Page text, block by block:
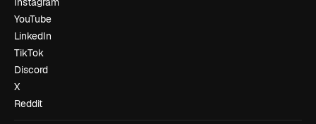
YouTube
LinkedIn
TikTok
Discord
X
Reddit